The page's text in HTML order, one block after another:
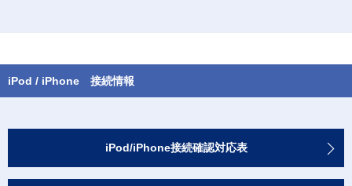
iPod / iPhone 接続情報
iPod/iPhone接続確認対応表